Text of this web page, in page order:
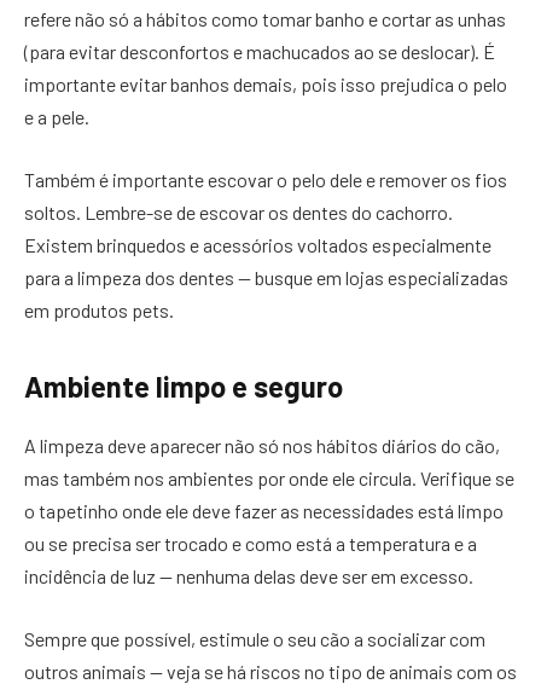
refere não só a hábitos como tomar banho e cortar as unhas
(para evitar desconfortos e machucados ao se deslocar). É
importante evitar banhos demais, pois isso prejudica o pelo
e a pele.
Também é importante escovar o pelo dele e remover os fios
soltos. Lembre-se de escovar os dentes do cachorro.
Existem brinquedos e acessórios voltados especialmente
para a limpeza dos dentes — busque em lojas especializadas
em produtos pets.
Ambiente limpo e seguro
A limpeza deve aparecer não só nos hábitos diários do cão,
mas também nos ambientes por onde ele circula. Verifique se
o tapetinho onde ele deve fazer as necessidades está limpo
ou se precisa ser trocado e como está a temperatura e a
incidência de luz — nenhuma delas deve ser em excesso.
Sempre que possível, estimule o seu cão a socializar com
outros animais — veja se há riscos no tipo de animais com os